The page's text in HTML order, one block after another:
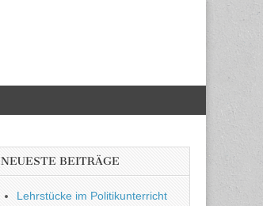
NEUESTE BEITRÄGE
Lehrstücke im Politikunterricht